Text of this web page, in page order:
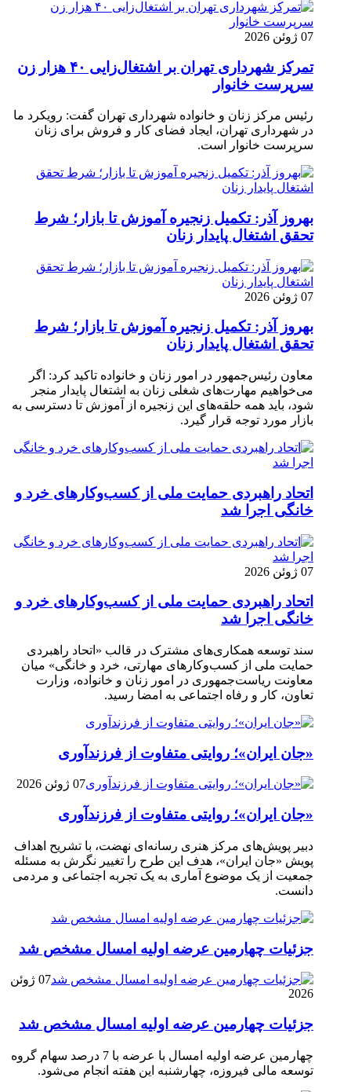
07 ژوئن 2026
تمرکز شهرداری تهران بر اشتغال‌زایی ۴۰ هزار زن
سرپرست خانوار
رئیس مرکز زنان و خانواده شهرداری تهران گفت: رویکرد ما
در شهرداری تهران، ایجاد فضای کار و فروش برای زنان
سرپرست خانوار است.
بهروز آذر: تکمیل زنجیره آموزش تا بازار؛ شرط
تحقق اشتغال پایدار زنان
07 ژوئن 2026
بهروز آذر: تکمیل زنجیره آموزش تا بازار؛ شرط
تحقق اشتغال پایدار زنان
معاون رئیس‌جمهور در امور زنان و خانواده تاکید کرد: اگر
می‌خواهیم مهارت‌های شغلی زنان به اشتغال پایدار منجر
شود، باید همه حلقه‌های این زنجیره از آموزش تا دسترسی به
بازار مورد توجه قرار گیرد.
اتحاد راهبردی حمایت ملی از کسب‌وکارهای خرد و
خانگی اجرا شد
07 ژوئن 2026
اتحاد راهبردی حمایت ملی از کسب‌وکارهای خرد و
خانگی اجرا شد
سند توسعه همکاری‌های مشترک در قالب «اتحاد راهبردی
حمایت ملی از کسب‌وکارهای مهارتی، خرد و خانگی» میان
معاونت ریاست‌جمهوری در امور زنان و خانواده، وزارت
تعاون، کار و رفاه اجتماعی به امضا رسید.
«جان ایران»؛ روایتی متفاوت از فرزندآوری
07 ژوئن 2026
«جان ایران»؛ روایتی متفاوت از فرزندآوری
دبیر پویش‌های مرکز هنری رسانه‌ای نهضت، با تشریح اهداف
پویش «جان ایران»، هدف این طرح را تغییر نگرش به مسئله
جمعیت از یک موضوع آماری به یک تجربه اجتماعی و مردمی
دانست.
جزئیات چهارمین عرضه اولیه امسال مشخص شد
07 ژوئن
2026
جزئیات چهارمین عرضه اولیه امسال مشخص شد
چهارمین عرضه اولیه امسال با عرضه با 7 درصد سهام گروه
توسعه مالی فیروزه، چهارشنبه این هفته انجام می‌شود.